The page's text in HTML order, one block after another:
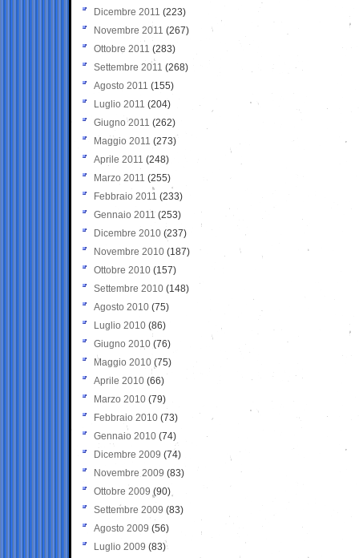
Dicembre 2011 (223)
Novembre 2011 (267)
Ottobre 2011 (283)
Settembre 2011 (268)
Agosto 2011 (155)
Luglio 2011 (204)
Giugno 2011 (262)
Maggio 2011 (273)
Aprile 2011 (248)
Marzo 2011 (255)
Febbraio 2011 (233)
Gennaio 2011 (253)
Dicembre 2010 (237)
Novembre 2010 (187)
Ottobre 2010 (157)
Settembre 2010 (148)
Agosto 2010 (75)
Luglio 2010 (86)
Giugno 2010 (76)
Maggio 2010 (75)
Aprile 2010 (66)
Marzo 2010 (79)
Febbraio 2010 (73)
Gennaio 2010 (74)
Dicembre 2009 (74)
Novembre 2009 (83)
Ottobre 2009 (90)
Settembre 2009 (83)
Agosto 2009 (56)
Luglio 2009 (83)